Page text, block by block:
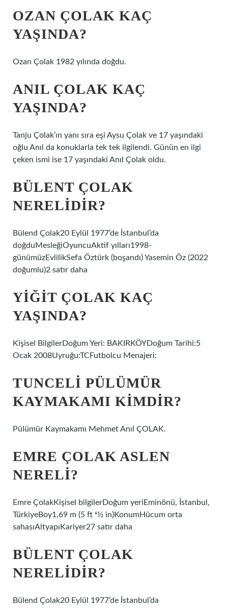
OZAN ÇOLAK KAÇ
YAŞINDA?
Ozan Çolak 1982 yılında doğdu.
ANIL ÇOLAK KAÇ
YAŞINDA?
Tanju Çolak’ın yanı sıra eşi Aysu Çolak ve 17 yaşındaki
oğlu Anıl da konuklarla tek tek ilgilendi. Günün en ilgi
çeken ismi ise 17 yaşındaki Anıl Çolak oldu.
BÜLENT ÇOLAK
NERELIDIR?
Bülend Çolak20 Eylül 1977’de İstanbul’da
doğduMesleğiOyuncuAktif yılları1998-
günümüzEvlilikSefa Öztürk (boşandı) Yasemin Öz (2022
doğumlu)2 satır daha
YIĞIT ÇOLAK KAÇ
YAŞINDA?
Kişisel BilgilerDoğum Yeri: BAKIRKÖYDoğum Tarihi:5
Ocak 2008Uyruğu:TCFutbolcu Menajeri:
TUNCELI PÜLÜMÜR
KAYMAKAMI KIMDIR?
Pülümür Kaymakamı Mehmet Anıl ÇOLAK.
EMRE ÇOLAK ASLEN
NERELI?
Emre ÇolakKişisel bilgilerDoğum yeriEminönü, İstanbul,
TürkiyeBoy1,69 m (5 ft 61⁄2 in)KonumHücum orta
sahasıAltyapıKariyer27 satır daha
BÜLENT ÇOLAK
NERELIDIR?
Bülend Çolak20 Eylül 1977’de İstanbul’da